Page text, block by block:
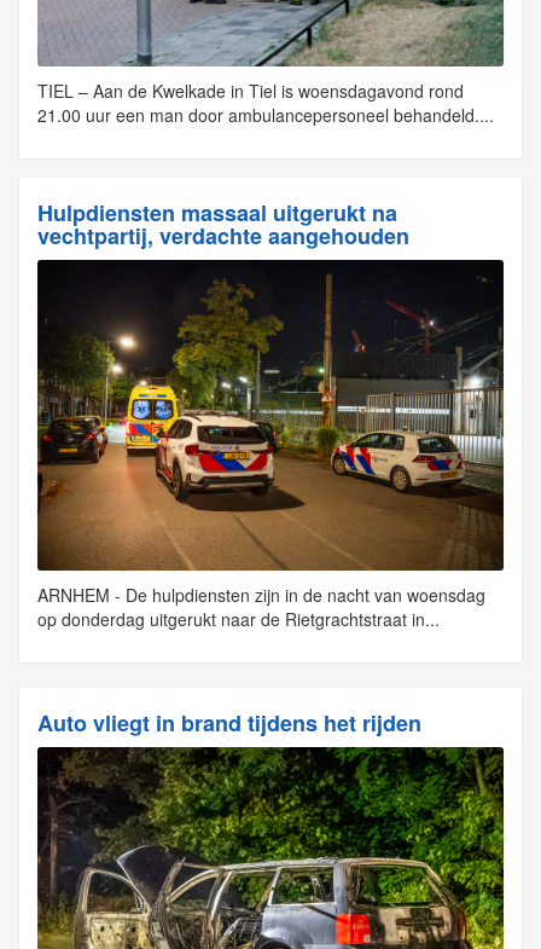
TIEL – Aan de Kwelkade in Tiel is woensdagavond rond
21.00 uur een man door ambulancepersoneel behandeld....
Hulpdiensten massaal uitgerukt na
vechtpartij, verdachte aangehouden
ARNHEM - De hulpdiensten zijn in de nacht van woensdag
op donderdag uitgerukt naar de Rietgrachtstraat in...
Auto vliegt in brand tijdens het rijden